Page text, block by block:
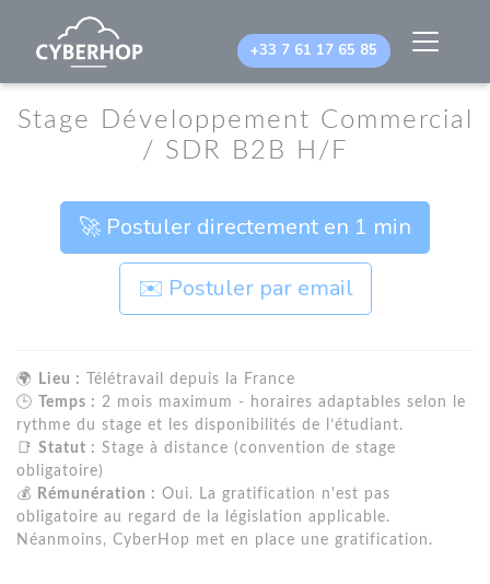
Panneau de gestion des cookies
+33 7 61 17 65 85
Stage Développement Commercial
/ SDR B2B H/F
🚀 Postuler directement en 1 min
✉️ Postuler par email
🌍 Lieu :
Télétravail depuis la France
🕒
Temps : 2 mois maximum - horaires adaptables selon le
rythme du stage et les disponibilités de l’étudiant.
📑 Statut : Stage à distance (convention de stage
obligatoire)
💰
Rémunération : Oui. La gratification n'est pas
obligatoire au regard de la législation applicable.
Néanmoins, CyberHop met en place une gratification.